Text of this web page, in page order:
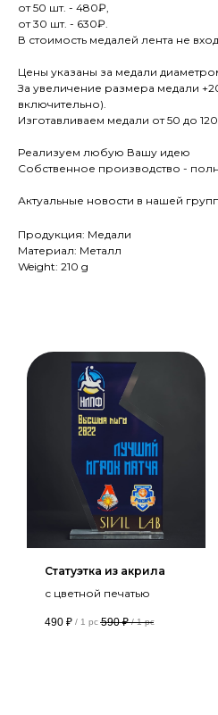
от 50 шт. - 480₽,
от 30 шт. - 630₽.
В стоимость медалей лента не
Цены указаны за медали
За увеличение размера медали
включительно).
Изготавливаем медали от 50 до
Реализуем любую Вашу идею
Собственное производство -
Актуальные новости в нашей
Продукция: Медали
Материал: Металл
Weight: 210 g
Статуэтка из акрила
с цветной печатью
490 ₽ / 1 pc 590 ₽ / 1 pc